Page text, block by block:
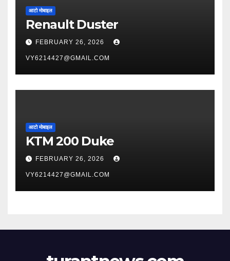
आटो मोबाइल
Renault Duster
FEBRUARY 26, 2026
VY6214427@GMAIL.COM
आटो मोबाइल
KTM 200 Duke
FEBRUARY 26, 2026
VY6214427@GMAIL.COM